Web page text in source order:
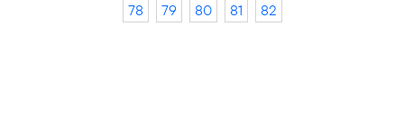
78
79 80 81 82